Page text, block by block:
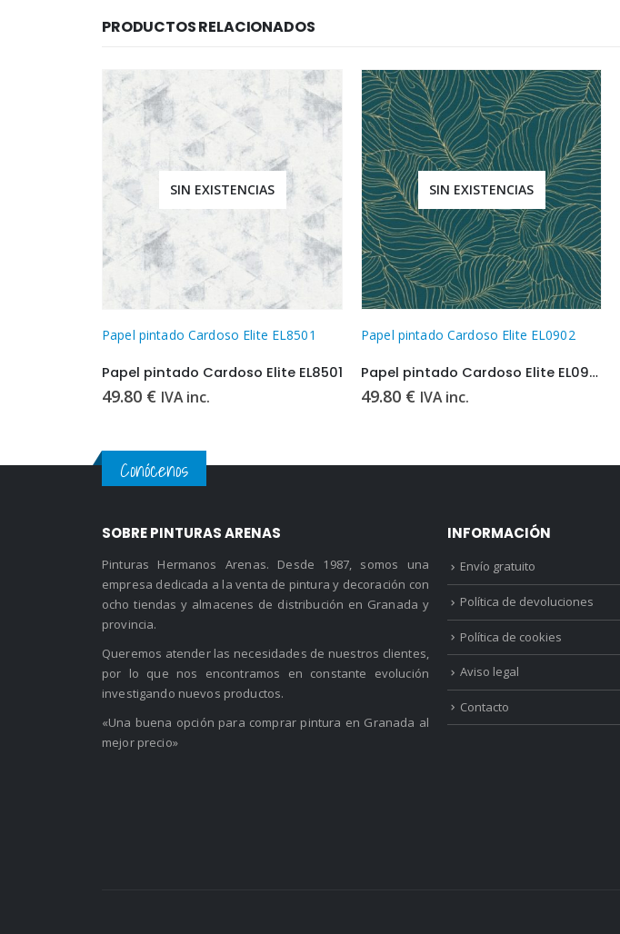
PRODUCTOS RELACIONADOS
SIN EXISTENCIAS
Papel pintado Cardoso Elite EL0902
Papel pintado Cardoso Elite EL0902
49.80 € IVA inc.
SIN EXISTENCIAS
Papel pintado Cardoso Elite EL3303
Papel pintado Cardoso Elite EL3303
49.80 € IVA inc.
Conócenos
SOBRE PINTURAS ARENAS
Pinturas Hermanos Arenas. Desde 1987, somos una
empresa dedicada a la venta de pintura y decoración con
ocho tiendas y almacenes de distribución en Granada y
provincia.
Queremos atender las necesidades de nuestros clientes,
por lo que nos encontramos en constante evolución
investigando nuevos productos.
«Una buena opción para comprar pintura en Granada al
mejor precio»
INFORMACIÓN
Envío gratuito
Política de devoluciones
Política de cookies
Aviso legal
Contacto